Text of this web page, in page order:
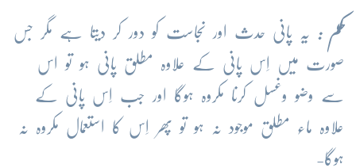
حکم : یہ پانی حدث اور نجاست کو دور کر دیتا ہے مگر جس
صورت میں اِس پانی کے علاوہ مطلق پانی ہو تو اس
سے وضو وغسل کرنا مکروہ ہوگا اور جب اِس پانی کے
علاوہ ماء مطلق موجود نہ ہو تو پھر اِس کا استعمال مکروہ نہ
ہوگا-